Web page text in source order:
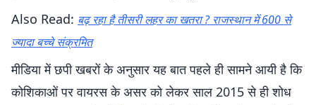
Also Read: बढ़ रहा है तीसरी लहर का खतरा ? राजस्थान में 600 से
ज्यादा बच्चे संक्रमित
मीडिया में छपी खबरों के अनुसार यह बात पहले ही सामने आयी है कि
कोशिकाओं पर वायरस के असर को लेकर साल 2015 से ही शोध